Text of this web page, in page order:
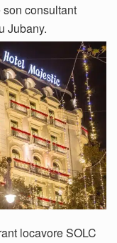
consultant
Jubany.
locavore SOLC